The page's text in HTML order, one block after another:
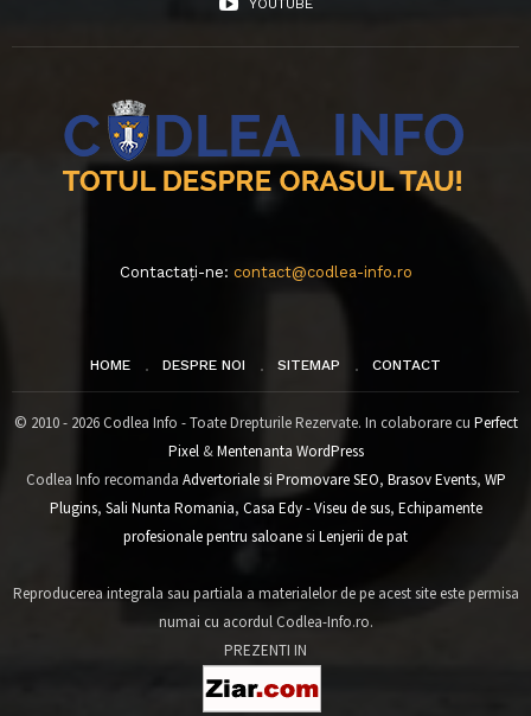
YOUTUBE
Contactați-ne: contact@codlea-info.ro
HOME DESPRE NOI SITEMAP CONTACT
© 2010 - 2026 Codlea Info - Toate Drepturile Rezervate. In colaborare cu Perfect
Pixel&Mentenanta WordPress
Codlea Info recomanda Advertoriale si Promovare SEO, Brasov Events, WP
Plugins, Sali Nunta Romania, Casa Edy - Viseu de sus, Echipamente
profesionale pentru saloanesi Lenjerii de pat
Reproducerea integrala sau partiala a materialelor de pe acest site este permisa
numai cu acordul Codlea-Info.ro.
PREZENTI IN